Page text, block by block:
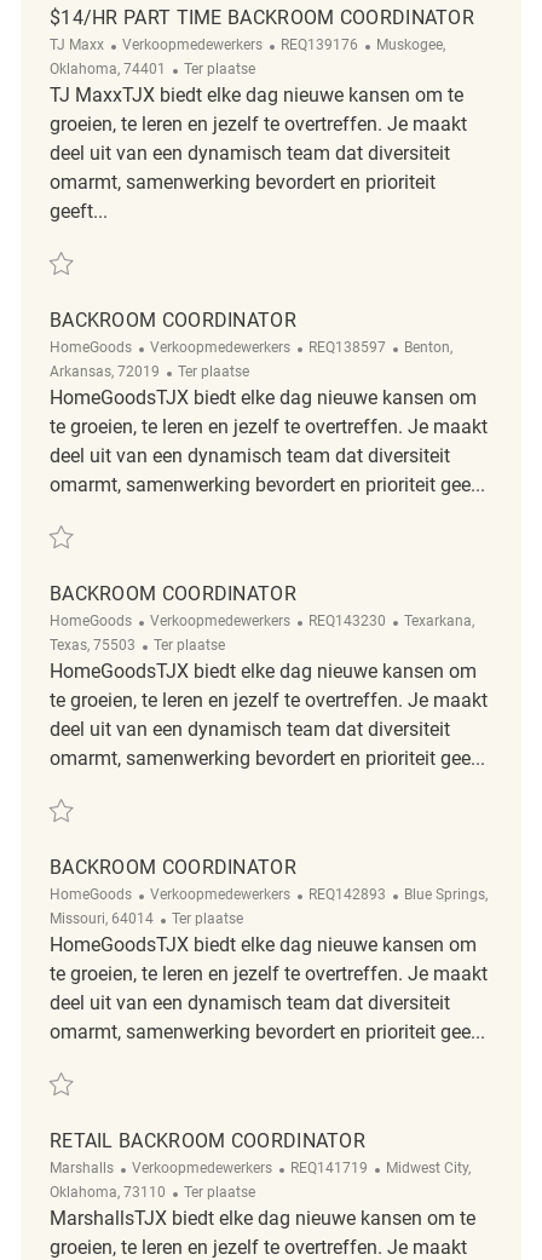
$14/HR PART TIME BACKROOM COORDINATOR
TJ Maxx Categorie
Verkoopmedewerkers ReqId
REQ139176 Plaats
Muskogee,
Oklahoma, 74401
Afgelegen
Ter plaatse
TJ MaxxTJX biedt elke dag nieuwe kansen om te
groeien, te leren en jezelf te overtreffen. Je maakt
deel uit van een dynamisch team dat diversiteit
omarmt, samenwerking bevordert en prioriteit
geeft...
Redden $14/HR Part Time Backroom Coordinator REQ139176
BACKROOM COORDINATOR
HomeGoods Categorie
Verkoopmedewerkers ReqId
REQ138597 Plaats
Benton,
Arkansas, 72019
Afgelegen
Ter plaatse
HomeGoodsTJX biedt elke dag nieuwe kansen om
te groeien, te leren en jezelf te overtreffen. Je maakt
deel uit van een dynamisch team dat diversiteit
omarmt, samenwerking bevordert en prioriteit gee...
Redden Backroom Coordinator REQ138597
BACKROOM COORDINATOR
HomeGoods Categorie
Verkoopmedewerkers ReqId
REQ143230 Plaats
Texarkana,
Texas, 75503
Afgelegen
Ter plaatse
HomeGoodsTJX biedt elke dag nieuwe kansen om
te groeien, te leren en jezelf te overtreffen. Je maakt
deel uit van een dynamisch team dat diversiteit
omarmt, samenwerking bevordert en prioriteit gee...
Redden Backroom Coordinator REQ143230
BACKROOM COORDINATOR
HomeGoods Categorie
Verkoopmedewerkers ReqId
REQ142893 Plaats
Blue Springs,
Missouri, 64014
Afgelegen
Ter plaatse
HomeGoodsTJX biedt elke dag nieuwe kansen om
te groeien, te leren en jezelf te overtreffen. Je maakt
deel uit van een dynamisch team dat diversiteit
omarmt, samenwerking bevordert en prioriteit gee...
Redden Backroom Coordinator REQ142893
RETAIL BACKROOM COORDINATOR
Marshalls Categorie
Verkoopmedewerkers ReqId
REQ141719 Plaats
Midwest City,
Oklahoma, 73110
Afgelegen
Ter plaatse
MarshallsTJX biedt elke dag nieuwe kansen om te
groeien, te leren en jezelf te overtreffen. Je maakt